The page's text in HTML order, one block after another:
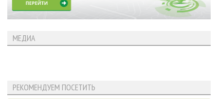
МЕДИА
РЕКОМЕНДУЕМ ПОСЕТИТЬ